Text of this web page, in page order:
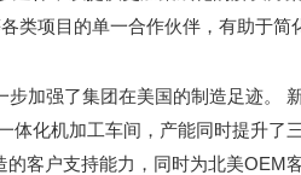
类项目的单一合作伙伴，有助于简
步加强了集团在美国的制造足迹。
体化机加工车间，产能同时提升了
的客户支持能力，同时为北美OEM